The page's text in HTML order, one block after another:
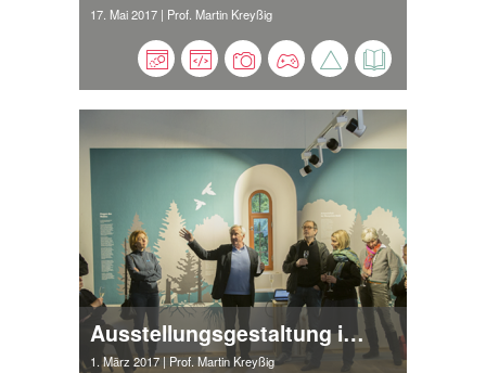
17. Mai 2017 | Prof. Martin Kreyßig
Ausstellungsgestaltung im Dormitorium
1. März 2017 | Prof. Martin Kreyßig